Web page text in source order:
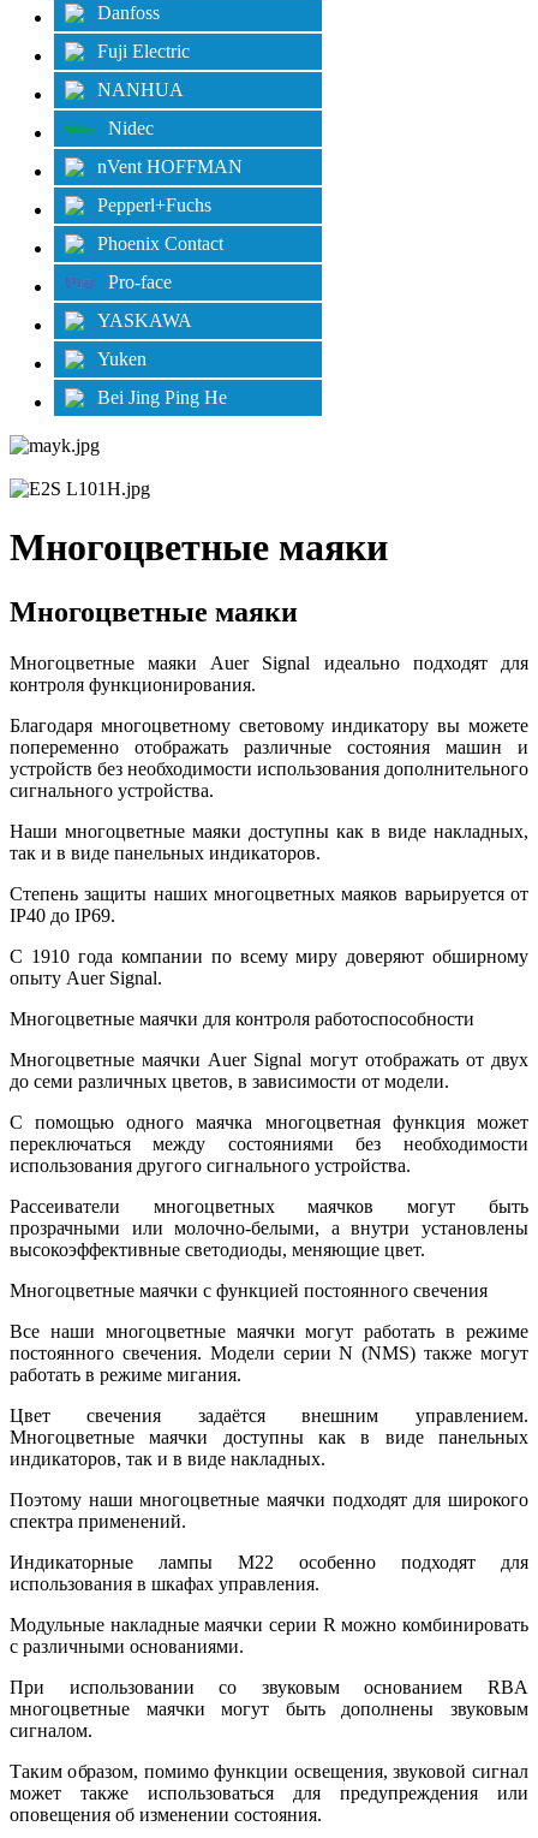
Danfoss
Fuji Electric
NANHUA
Nidec
nVent HOFFMAN
Pepperl+Fuchs
Phoenix Contact
Pro-face
YASKAWA
Yuken
Bei Jing Ping He
Многоцветные маяки
Многоцветные маяки
Многоцветные маяки Auer Signal идеально подходят для
контроля функционирования.
Благодаря многоцветному световому индикатору вы можете
попеременно отображать различные состояния машин и
устройств без необходимости использования дополнительного
сигнального устройства.
Наши многоцветные маяки доступны как в виде накладных,
так и в виде панельных индикаторов.
Степень защиты наших многоцветных маяков варьируется от
IP40 до IP69.
С 1910 года компании по всему миру доверяют обширному
опыту Auer Signal.
Многоцветные маячки для контроля работоспособности
Многоцветные маячки Auer Signal могут отображать от двух
до семи различных цветов, в зависимости от модели.
С помощью одного маячка многоцветная функция может
переключаться между состояниями без необходимости
использования другого сигнального устройства.
Рассеиватели многоцветных маячков могут быть
прозрачными или молочно-белыми, а внутри установлены
высокоэффективные светодиоды, меняющие цвет.
Многоцветные маячки с функцией постоянного свечения
Все наши многоцветные маячки могут работать в режиме
постоянного свечения. Модели серии N (NMS) также могут
работать в режиме мигания.
Цвет свечения задаётся внешним управлением.
Многоцветные маячки доступны как в виде панельных
индикаторов, так и в виде накладных.
Поэтому наши многоцветные маячки подходят для широкого
спектра применений.
Индикаторные лампы M22 особенно подходят для
использования в шкафах управления.
Модульные накладные маячки серии R можно комбинировать
с различными основаниями.
При использовании со звуковым основанием RBA
многоцветные маячки могут быть дополнены звуковым
сигналом.
Таким образом, помимо функции освещения, звуковой сигнал
может также использоваться для предупреждения или
оповещения об изменении состояния.